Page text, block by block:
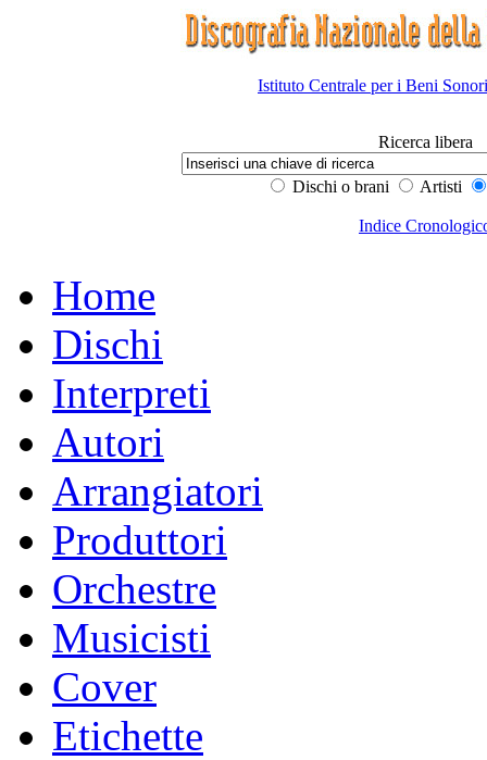
Istituto Centrale per i Beni
Ricerca libera
Dischi o brani Artisti
Indice
Home
Dischi
Interpreti
Autori
Arrangiatori
Produttori
Orchestre
Musicisti
Cover
Etichette